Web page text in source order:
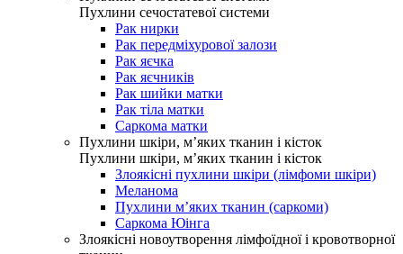
Пухлини сечостатевої системи
Рак нирки
Рак передміхурової залози
Рак яєчка
Рак яєчників
Рак шийки матки
Рак тіла матки
Саркома матки
Пухлини шкіри, м’яких тканин і кісток
Пухлини шкіри, м’яких тканин і кісток
Злоякісні пухлини шкіри (лімфоми шкіри)
Меланома
Пухлини м’яких тканин (саркоми)
Саркома Юінга
Злоякісні новоутворення лімфоїдної і кровотворної